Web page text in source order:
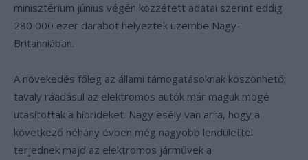
minisztérium június végén közzétett adatai szerint eddig
280 000 ezer darabot helyeztek üzembe Nagy-
Britanniában.
A növekedés főleg az állami támogatásoknak köszönhető;
tavaly ráadásul az elektromos autók már maguk mögé
utasították a hibrideket. Nagy esély van arra, hogy a
következő néhány évben még nagyobb lendülettel
terjednek majd az elektromos járművek a